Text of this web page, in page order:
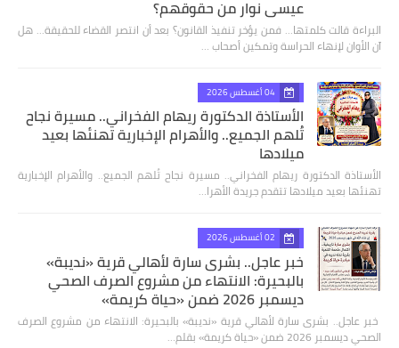
عيسى نوار من حقوقهم؟
البراءة قالت كلمتها... فمن يؤخر تنفيذ القانون؟ بعد أن انتصر القضاء للحقيقة... هل
آن الأوان لإنهاء الحراسة وتمكين أصحاب …
04 أغسطس 2026
الأستاذة الدكتورة ريهام الفخراني.. مسيرة نجاح
تُلهم الجميع.. والأهرام الإخبارية تهنئها بعيد
ميلادها
الأستاذة الدكتورة ريهام الفخراني.. مسيرة نجاح تُلهم الجميع.. والأهرام الإخبارية
تهنئها بعيد ميلادها تتقدم جريدة الأهرا…
02 أغسطس 2026
خبر عاجل.. بشرى سارة لأهالي قرية «نديبة»
بالبحيرة: الانتهاء من مشروع الصرف الصحي
ديسمبر 2026 ضمن «حياة كريمة»
​ خبر عاجل.. بشرى سارة لأهالي قرية «نديبة» بالبحيرة: الانتهاء من مشروع الصرف
الصحي ديسمبر 2026 ضمن «حياة كريمة» بقلم…